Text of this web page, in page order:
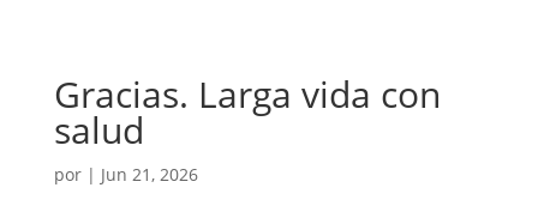
Gracias. Larga vida con
salud
por | Jun 21, 2026